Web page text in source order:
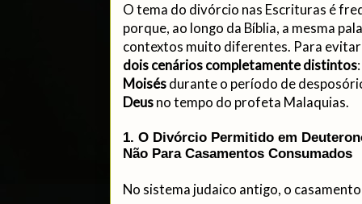
O tema do divórcio nas Escrituras é
porque, ao longo da Bíblia, a mesma
contextos muito diferentes. Para
dois cenários completamente distintos
Moisésdurante o período de
Deusno tempo do profeta Malaquias.
1. O Divórcio Permitido em
Não Para Casamentos Consumados
No sistema judaico antigo, o